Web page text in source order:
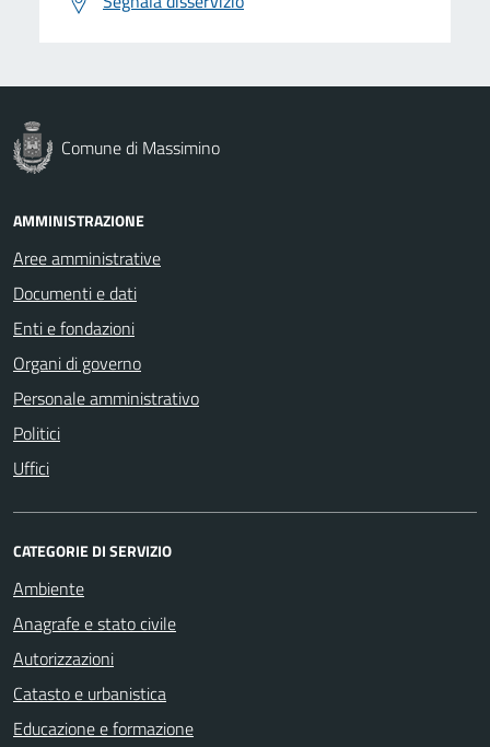
Comune di Massimino
AMMINISTRAZIONE
Aree amministrative
Documenti e dati
Enti e fondazioni
Organi di governo
Personale amministrativo
Politici
Uffici
CATEGORIE DI SERVIZIO
Ambiente
Anagrafe e stato civile
Autorizzazioni
Catasto e urbanistica
Educazione e formazione